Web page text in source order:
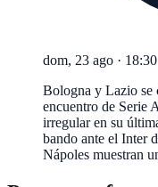
dom, 23 ago · 18:30
Bologna y Lazio se
encuentro de Serie
irregular en su
bando ante el Inter
Nápoles muestran